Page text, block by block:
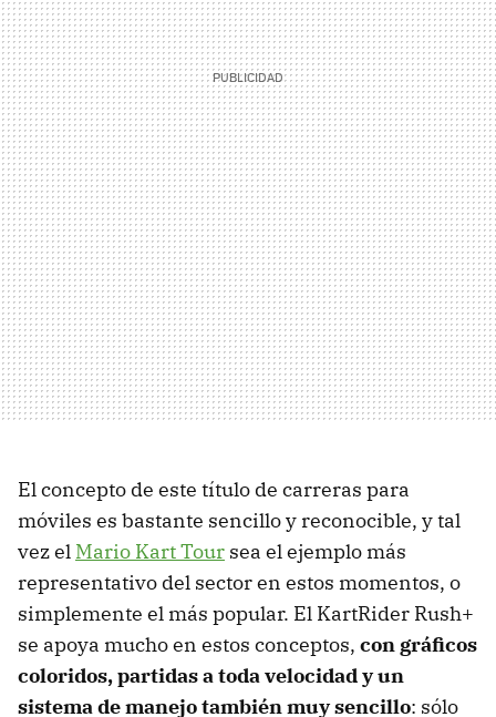
El concepto de este título de carreras para
móviles es bastante sencillo y reconocible, y tal
vez el Mario Kart Tour sea el ejemplo más
representativo del sector en estos momentos, o
simplemente el más popular. El KartRider Rush+
se apoya mucho en estos conceptos, con gráficos
coloridos, partidas a toda velocidad y un
sistema de manejo también muy sencillo: sólo